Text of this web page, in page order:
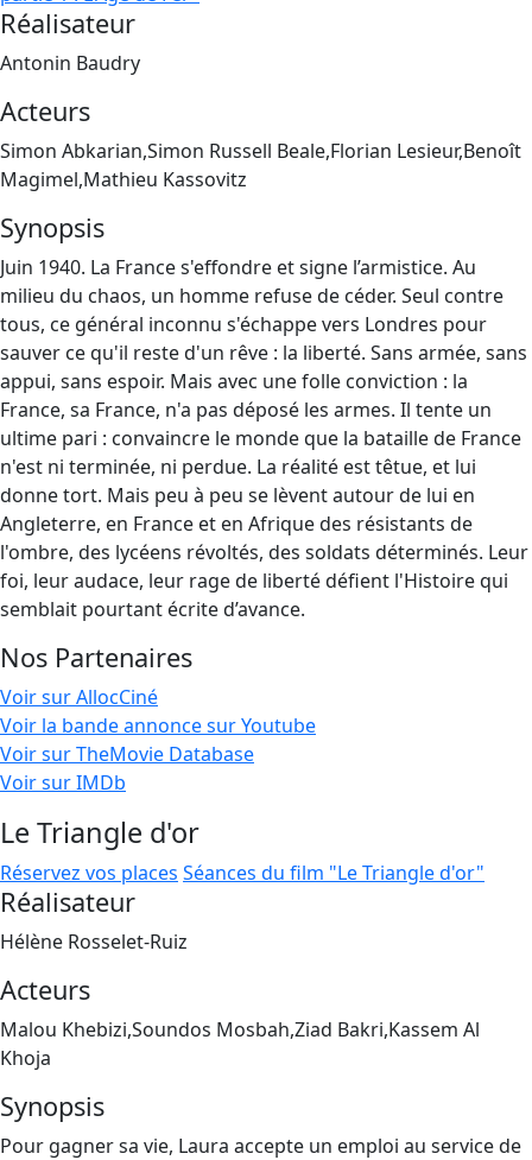
Réalisateur
Antonin Baudry
Acteurs
Simon Abkarian,Simon Russell Beale,Florian Lesieur,Benoît
Magimel,Mathieu Kassovitz
Synopsis
Juin 1940. La France s'effondre et signe l’armistice. Au
milieu du chaos, un homme refuse de céder. Seul contre
tous, ce général inconnu s'échappe vers Londres pour
sauver ce qu'il reste d'un rêve : la liberté. Sans armée, sans
appui, sans espoir. Mais avec une folle conviction : la
France, sa France, n'a pas déposé les armes. Il tente un
ultime pari : convaincre le monde que la bataille de France
n'est ni terminée, ni perdue. La réalité est têtue, et lui
donne tort. Mais peu à peu se lèvent autour de lui en
Angleterre, en France et en Afrique des résistants de
l'ombre, des lycéens révoltés, des soldats déterminés. Leur
foi, leur audace, leur rage de liberté défient l'Histoire qui
semblait pourtant écrite d’avance.
Nos Partenaires
Voir sur AllocCiné
Voir la bande annonce sur Youtube
Voir sur TheMovie Database
Voir sur IMDb
Le Triangle d'or
Réservez vos places Séances du film "Le Triangle d'or"
Réalisateur
Hélène Rosselet-Ruiz
Acteurs
Malou Khebizi,Soundos Mosbah,Ziad Bakri,Kassem Al
Khoja
Synopsis
Pour gagner sa vie, Laura accepte un emploi au service de